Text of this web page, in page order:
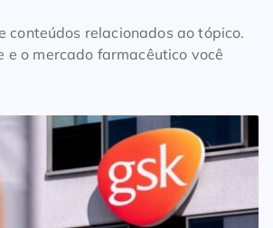
conteúdos relacionados ao tópico.
e o mercado farmacêutico você